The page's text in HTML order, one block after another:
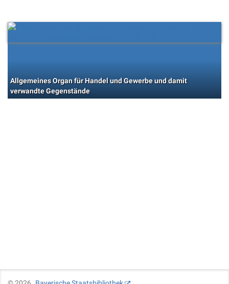
Allgemeines Organ für Handel und Gewerbe und damit
verwandte Gegenstände